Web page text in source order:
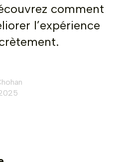
comment
l’expérience